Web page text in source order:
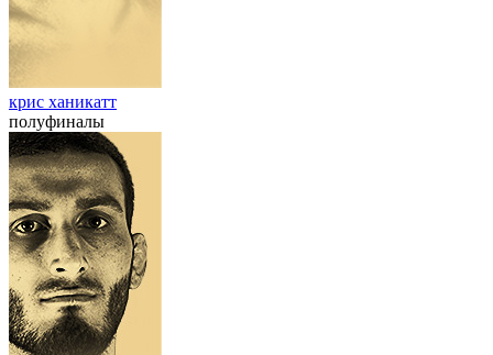
крис ханикатт
полуфиналы